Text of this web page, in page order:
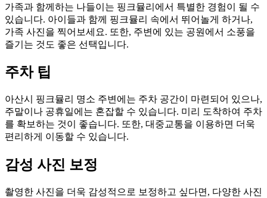
가족과 함께하는 나들이는 핑크뮬리에서 특별한 경험이 될 수
있습니다. 아이들과 함께 핑크뮬리 속에서 뛰어놀게 하거나,
가족 사진을 찍어보세요. 또한, 주변에 있는 공원에서 소풍을
즐기는 것도 좋은 선택입니다.
주차 팁
아산시 핑크뮬리 명소 주변에는 주차 공간이 마련되어 있으나,
주말이나 공휴일에는 혼잡할 수 있습니다. 미리 도착하여 주차
를 확보하는 것이 좋습니다. 또한, 대중교통을 이용하면 더욱
편리하게 이동할 수 있습니다.
감성 사진 보정
촬영한 사진을 더욱 감성적으로 보정하고 싶다면, 다양한 사진